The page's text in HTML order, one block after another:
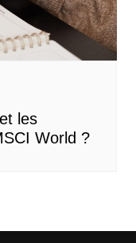
les
World ?